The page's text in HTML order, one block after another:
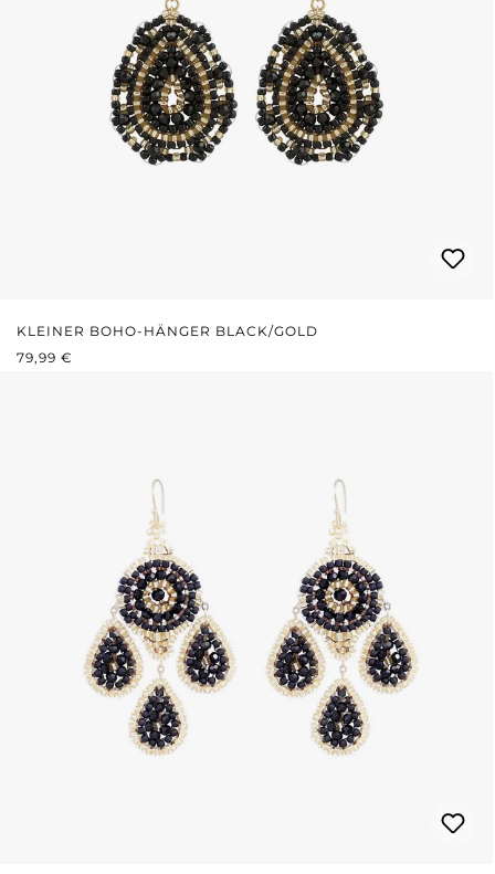
KLEINER BOHO-HÄNGER BLACK/GOLD
REGULÄRER PREIS:
79,99 €